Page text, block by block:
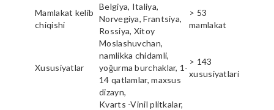
Mamlakat kelib
chiqishi
Belgiya, Italiya,
Norvegiya, Frantsiya,
Rossiya, Xitoy
> 53
mamlakat
Xususiyatlar
Moslashuvchan,
namlikka chidamli,
yoğurma burchaklar, 1-
14 qatlamlar, maxsus
dizayn,
> 143
xususiyatlari
Kvarts -Vinil plitkalar,